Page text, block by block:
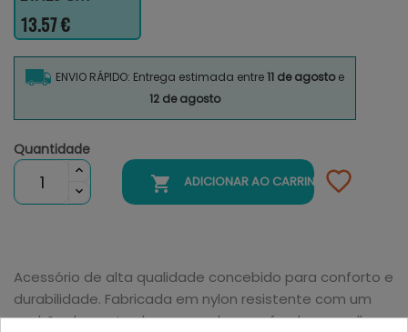
13.57 €
ENVIO RÁPIDO: Entrega estimada entre11 de agostoe
12 de agosto
Quantidade
 ADICIONAR AO CARRINHO
Acessório de alta qualidade concebido para conforto e
durabilidade. Fabricada em nylon resistente com um
padrão de pontos brancos sobre um fundo vermelho,